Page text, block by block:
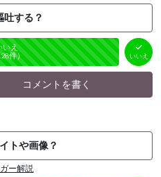
吐する？
いえ
件） いいえ
コメントを書く
トや画像？
ー解説